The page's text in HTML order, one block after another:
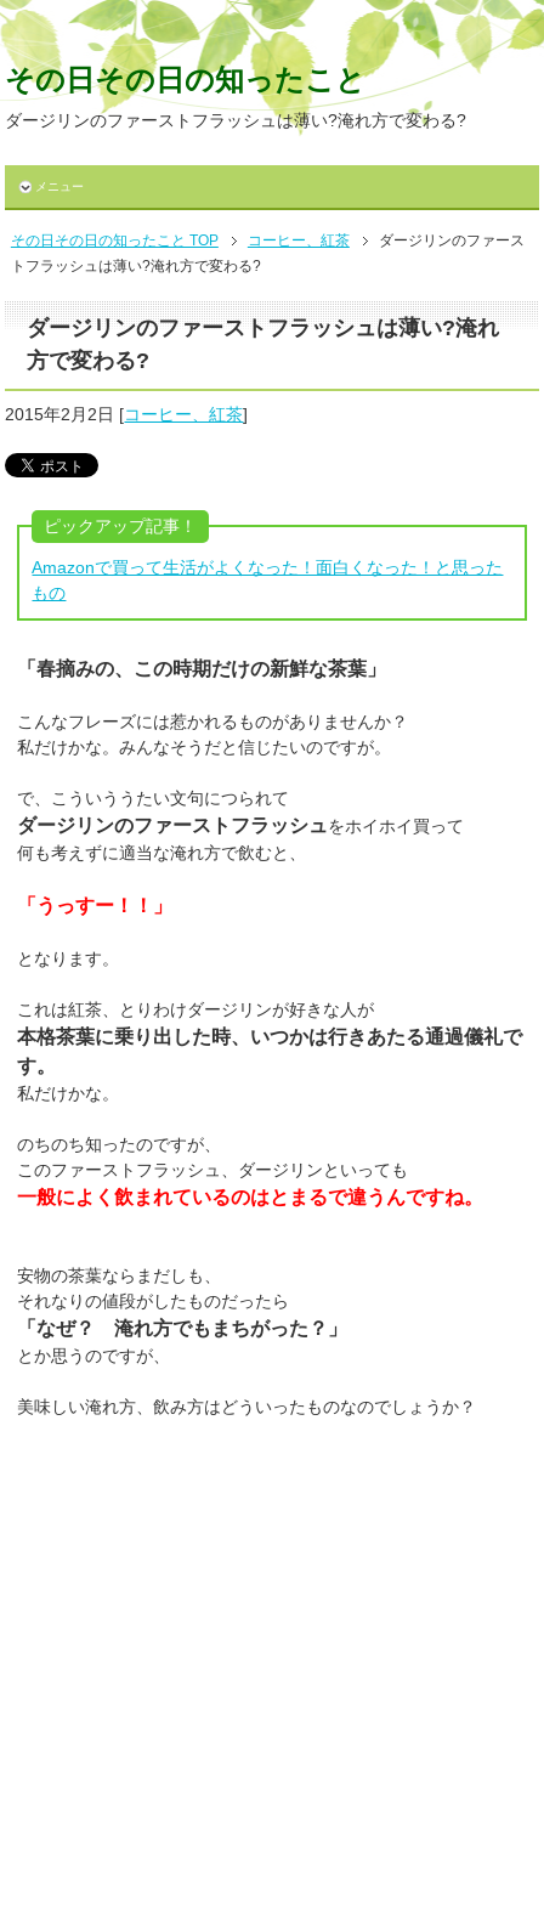
その日その日の知ったこと
ダージリンのファーストフラッシュは薄い?淹れ方で変わる?
メニュー
その日その日の知ったこと TOP コーヒー、紅茶
ダージリンのファース
トフラッシュは薄い?淹れ方で変わる?
ダージリンのファーストフラッシュは薄い?淹れ
方で変わる?
2015年2月2日 [コーヒー、紅茶]
ピックアップ記事！
Amazonで買って生活がよくなった！面白くなった！と思った
もの
「春摘みの、この時期だけの新鮮な茶葉」
こんなフレーズには惹かれるものがありませんか？
私だけかな。みんなそうだと信じたいのですが。
で、こういううたい文句につられて
ダージリンのファーストフラッシュをホイホイ買って
何も考えずに適当な淹れ方で飲むと、
「うっすー！！」
となります。
これは紅茶、とりわけダージリンが好きな人が
本格茶葉に乗り出した時、いつかは行きあたる通過儀礼で
す。
私だけかな。
のちのち知ったのですが、
このファーストフラッシュ、ダージリンといっても
一般によく飲まれているのはとまるで違うんですね。
安物の茶葉ならまだしも、
それなりの値段がしたものだったら
「なぜ？ 淹れ方でもまちがった？」
とか思うのですが、
美味しい淹れ方、飲み方はどういったものなのでしょうか？